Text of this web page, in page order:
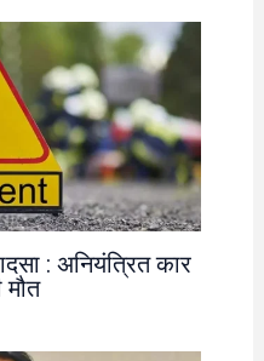
: अनियंत्रित कार
मौत